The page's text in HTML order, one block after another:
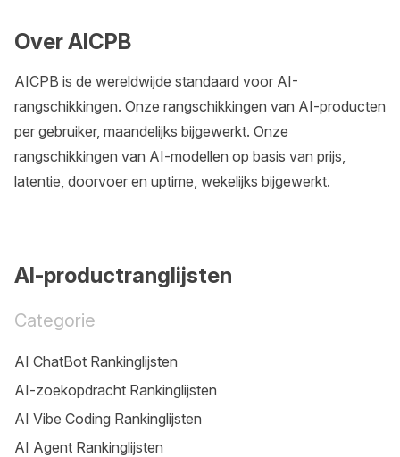
Over AICPB
AICPB is de wereldwijde standaard voor AI-
rangschikkingen. Onze rangschikkingen van AI-producten
per gebruiker, maandelijks bijgewerkt. Onze
rangschikkingen van AI-modellen op basis van prijs,
latentie, doorvoer en uptime, wekelijks bijgewerkt.
AI-productranglijsten
Categorie
AI ChatBot Rankinglijsten
AI-zoekopdracht Rankinglijsten
AI Vibe Coding Rankinglijsten
AI Agent Rankinglijsten